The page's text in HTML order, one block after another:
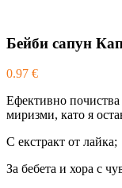
Бейби сапун
0.97 €
Ефективно почиства
миризми, като я
С екстракт от лайка;
За бебета и хора с